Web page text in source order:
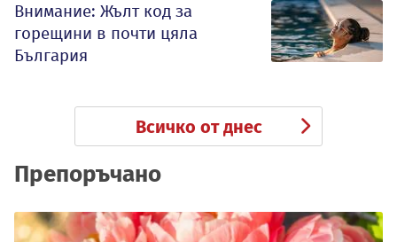
Внимание: Жълт код за
горещини в почти цяла
България
Всичко от днес
Препоръчано